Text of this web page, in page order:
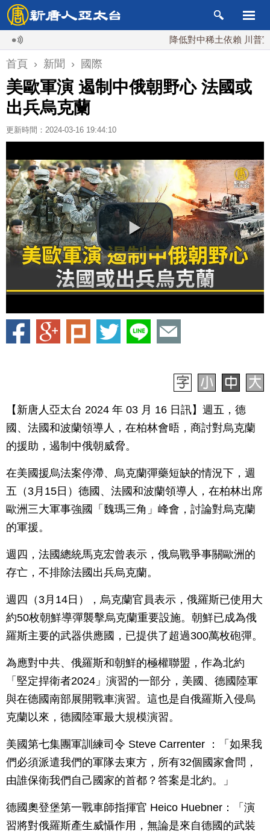
降低對中稀土依賴 川普宣布礦
首頁 › 新聞 › 國際
美歐軍演 遏制中俄朝野心 法國或
出兵烏克蘭
更新時間：2024-03-16 19:44:10
【新唐人亞太台 2024 年 03 月 16 日訊】週五，德
國、法國和波蘭領導人，在柏林會晤，商討對烏克蘭
的援助，遏制中俄朝威脅。
在美國援烏法案停滯、烏克蘭彈藥短缺的情況下，週
五（3月15日）德國、法國和波蘭領導人，在柏林出席
歐洲三大軍事強國「魏瑪三角」峰會，討論對烏克蘭
的軍援。
週四，法國總統馬克宏曾表示，俄烏戰爭事關歐洲的
存亡，不排除法國出兵烏克蘭。
週四（3月14日），烏克蘭官員表示，俄羅斯已使用大
約50枚朝鮮導彈襲擊烏克蘭重要設施。朝鮮已成為俄
羅斯主要的武器供應國，已提供了超過300萬枚砲彈。
為應對中共、俄羅斯和朝鮮的極權聯盟，作為北約
「堅定捍衛者2024」演習的一部分，美國、德國陸軍
與在德國南部展開戰車演習。這也是自俄羅斯入侵烏
克蘭以來，德國陸軍最大規模演習。
美國第七集團軍訓練司令 Steve Carrenter ：「如果我
們必須派遣我們的軍隊去東方，所有32個國家會問，
由誰保衛我們自己國家的首都？答案是北約。」
德國奧登堡第一戰車師指揮官 Heico Huebner：「演
習將對俄羅斯產生威懾作用，無論是來自德國的武裝